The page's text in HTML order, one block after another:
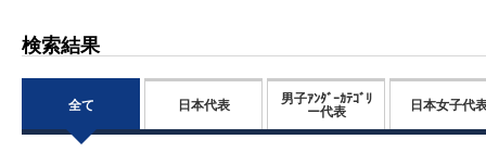
検索結果
全て 日本代表
男子ｱﾝﾀﾞｰｶﾃｺﾞﾘ
ー代表
日本女子代